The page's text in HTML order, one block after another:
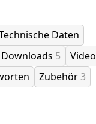
Daten
5 Video
Zubehör3